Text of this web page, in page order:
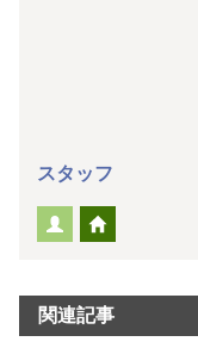
スタッフ
関連記事